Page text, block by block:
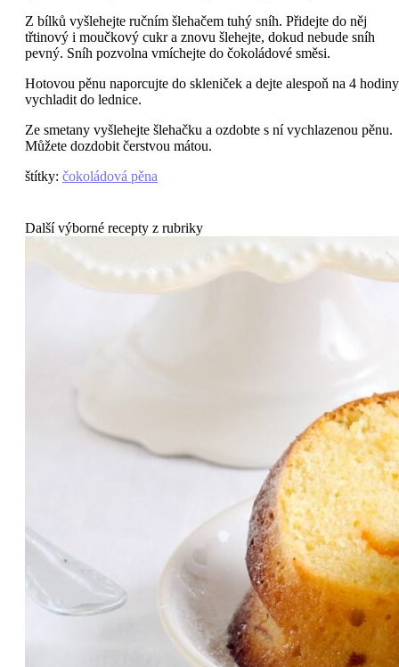
Z bílků vyšlehejte ručním šlehačem tuhý sníh. Přidejte do něj
třtinový i moučkový cukr a znovu šlehejte, dokud nebude sníh
pevný. Sníh pozvolna vmíchejte do čokoládové směsi.
Hotovou pěnu naporcujte do skleniček a dejte alespoň na 4 hodiny
vychladit do lednice.
Ze smetany vyšlehejte šlehačku a ozdobte s ní vychlazenou pěnu.
Můžete dozdobit čerstvou mátou.
štítky: čokoládová pěna
Další výborné recepty z rubriky